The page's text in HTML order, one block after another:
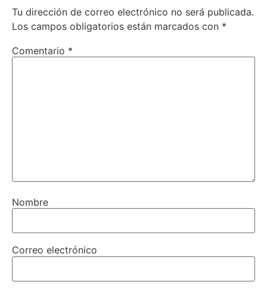
Tu dirección de correo electrónico no será publicada.
Los campos obligatorios están marcados con *
Comentario *
Nombre
Correo electrónico